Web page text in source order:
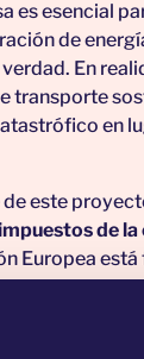
es esencial
de
En
transporte
en
este
de la
Europea
puede ser
gente conoce